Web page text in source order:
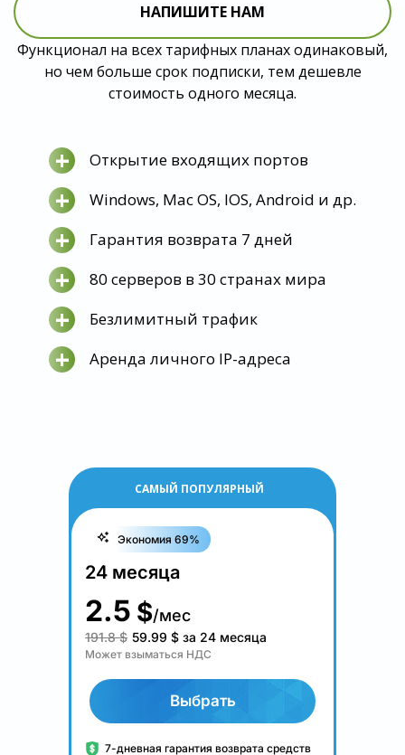
НАПИШИТЕ НАМ
Функционал на всех тарифных планах одинаковый,
но чем больше срок подписки, тем дешевле
стоимость одного месяца.
+ Открытие входящих портов
+ Windows, Mac OS, IOS, Android и др.
+ Гарантия возврата 7 дней
+ 80 серверов в 30 странах мира
+ Безлимитный трафик
+ Аренда личного IP-адреса
САМЫЙ ПОПУЛЯРНЫЙ
Экономия 69%
24 месяца
2.5 $/мес
191.8 $ 59.99 $ за 24 месяца
Может взыматься НДС
Выбрать
7-дневная гарантия возврата средств